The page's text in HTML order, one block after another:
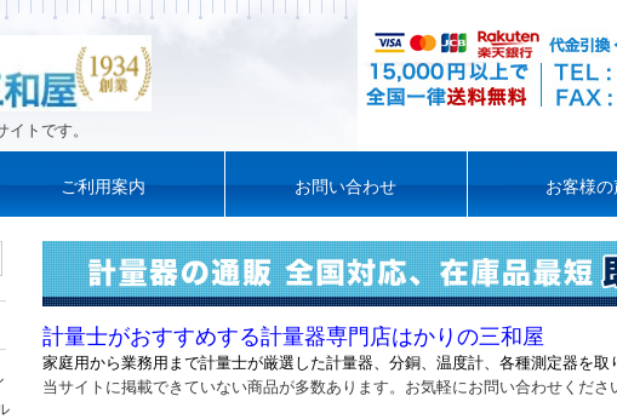
トです。
ご利用案内 お問い合わせ お客様の
計量士がおすすめする計量器専門店はかりの三和屋
家庭用から業務用まで計量士が厳選した計量器、 分銅、温度計、各種測定器を
当サイトに掲載できていない商品が多数あります。お気軽にお問い合わせくださ